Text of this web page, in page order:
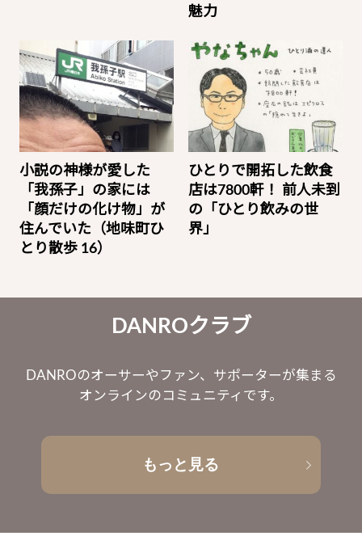
魅力
小説の神様が愛した
「我孫子」の家には
「顔だけの化け物」が
住んでいた（地味町ひ
とり散歩 16）
ひとりで開拓した飲食
店は7800軒！ 前人未到
の「ひとり飲みの世
界」
DANROクラブ
DANROのオーサーやファン、サポーターが集まる
オンラインのコミュニティです。
もっと見る